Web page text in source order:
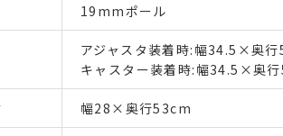
19mmポール
アジャスタ装着時:幅34.5×奥
キャスター装着時:幅34.5×奥
幅28×奥行53cm